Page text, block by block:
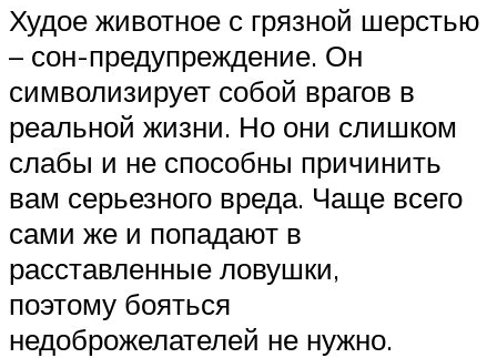
Худое животное с грязной шерстью
– сон-предупреждение. Он
символизирует собой врагов в
реальной жизни. Но они слишком
слабы и не способны причинить
вам серьезного вреда. Чаще всего
сами же и попадают в
расставленные ловушки,
поэтому бояться
недоброжелателей не нужно.